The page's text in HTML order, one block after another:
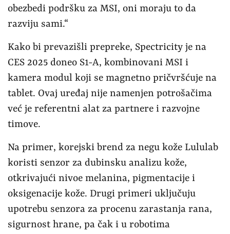
obezbedi podršku za MSI, oni moraju to da
razviju sami.“
Kako bi prevazišli prepreke, Spectricity je na
CES 2025 doneo S1-A, kombinovani MSI i
kamera modul koji se magnetno pričvršćuje na
tablet. Ovaj uređaj nije namenjen potrošačima
već je referentni alat za partnere i razvojne
timove.
Na primer, korejski brend za negu kože Lululab
koristi senzor za dubinsku analizu kože,
otkrivajući nivoe melanina, pigmentacije i
oksigenacije kože. Drugi primeri uključuju
upotrebu senzora za procenu zarastanja rana,
sigurnost hrane, pa čak i u robotima